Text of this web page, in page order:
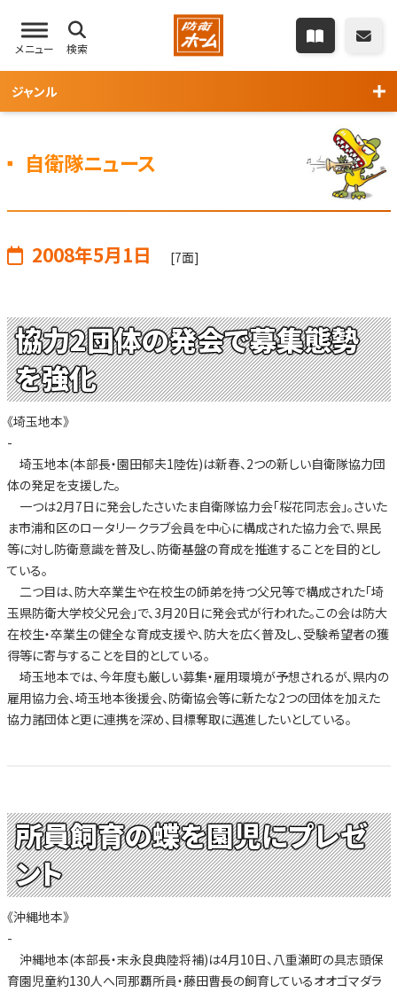
メニュー 検索
ジャンル
自衛隊ニュース
2008年5月1日 [7面]
協力2団体の発会で募集態勢
を強化
《埼玉地本》
-
埼玉地本(本部長・園田郁夫1陸佐)は新春、2つの新しい自衛隊協力団
体の発足を支援した。
一つは2月7日に発会したさいたま自衛隊協力会「桜花同志会」。さいた
ま市浦和区のロータリークラブ会員を中心に構成された協力会で、県民
等に対し防衛意識を普及し、防衛基盤の育成を推進することを目的とし
ている。
二つ目は、防大卒業生や在校生の師弟を持つ父兄等で構成された「埼
玉県防衛大学校父兄会」で、3月20日に発会式が行われた。この会は防大
在校生・卒業生の健全な育成支援や、防大を広く普及し、受験希望者の獲
得等に寄与することを目的としている。
埼玉地本では、今年度も厳しい募集・雇用環境が予想されるが、県内の
雇用協力会、埼玉地本後援会、防衛協会等に新たな2つの団体を加えた
協力諸団体と更に連携を深め、目標奪取に邁進したいとしている。
所員飼育の蝶を園児にプレゼ
ント
《沖縄地本》
-
沖縄地本(本部長・末永良典陸将補)は4月10日、八重瀬町の具志頭保
育園児童約130人へ同那覇所員・藤田曹長の飼育しているオオゴマダラ